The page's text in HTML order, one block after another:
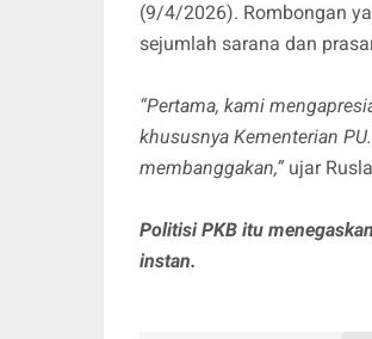
(9/4/2026). Rombongan
sejumlah sarana dan
“Pertama, kami
khususnya Kementerian
membanggakan,” ujar
Politisi PKB itu
instan.